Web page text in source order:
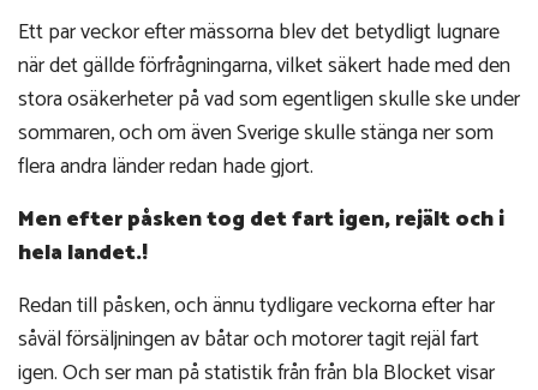
Ett par veckor efter mässorna blev det betydligt lugnare
när det gällde förfrågningarna, vilket säkert hade med den
stora osäkerheter på vad som egentligen skulle ske under
sommaren, och om även Sverige skulle stänga ner som
flera andra länder redan hade gjort.
Men efter påsken tog det fart igen, rejält och i
hela landet.!
Redan till påsken, och ännu tydligare veckorna efter har
såväl försäljningen av båtar och motorer tagit rejäl fart
igen. Och ser man på statistik från från bla Blocket visar